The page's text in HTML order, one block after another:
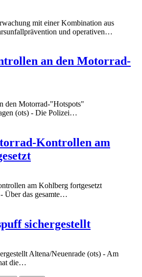
mit einer Kombination aus
und operativen…
an den Motorrad-
den Motorrad-"Hotspots"
(ots) - Die Polizei…
Kontrollen am
am Kohlberg fortgesetzt
Über das gesamte…
sichergestellt
Altena/Neuenrade (ots) - Am
die…